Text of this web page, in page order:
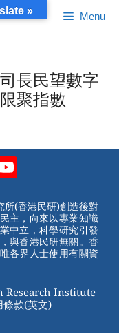
Menu
長民望數字
聚指數
所(香港民研)創造後對
主，向來以專業知識
中立，科學研究引發
與香港民研無關。香
各界人士使用有關資
Research Institute
條款(英文)
»